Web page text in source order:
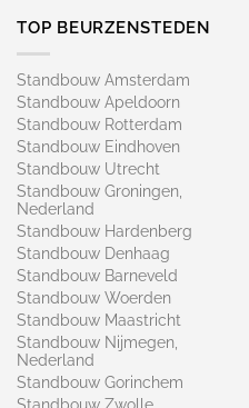
TOP BEURZENSTEDEN
Standbouw Amsterdam
Standbouw Apeldoorn
Standbouw Rotterdam
Standbouw Eindhoven
Standbouw Utrecht
Standbouw Groningen,
Nederland
Standbouw Hardenberg
Standbouw Denhaag
Standbouw Barneveld
Standbouw Woerden
Standbouw Maastricht
Standbouw Nijmegen,
Nederland
Standbouw Gorinchem
Standbouw Zwolle